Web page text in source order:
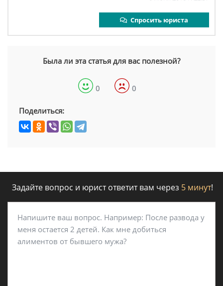
Спросить юриста
Была ли эта статья для вас полезной?
0 0
Поделиться:
Задайте вопрос и юрист ответит вам через 5 минут!